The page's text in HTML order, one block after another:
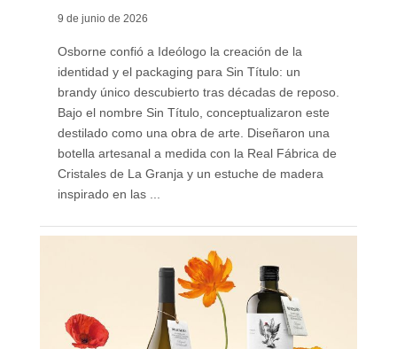
9 de junio de 2026
Osborne confió a Ideólogo la creación de la
identidad y el packaging para Sin Título: un
brandy único descubierto tras décadas de reposo.
Bajo el nombre Sin Título, conceptualizaron este
destilado como una obra de arte. Diseñaron una
botella artesanal a medida con la Real Fábrica de
Cristales de La Granja y un estuche de madera
inspirado en las ...